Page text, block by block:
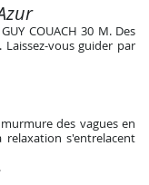
COUACH 30 M. Des
vous guider par
des vagues en
s'entrelacent